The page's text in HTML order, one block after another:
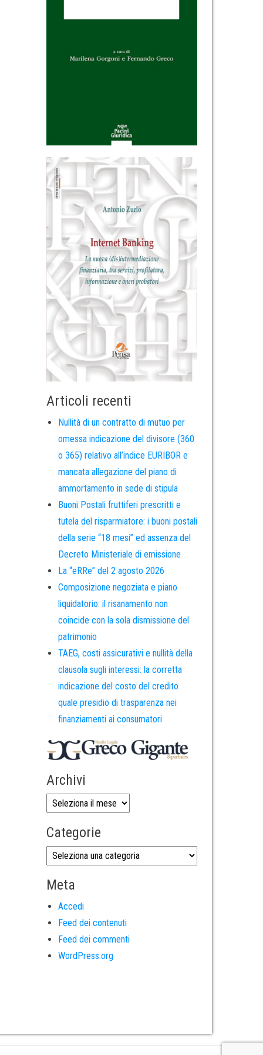
Articoli recenti
Nullità di un contratto di mutuo per
omessa indicazione del divisore (360
o 365) relativo all’indice EURIBOR e
mancata allegazione del piano di
ammortamento in sede di stipula
Buoni Postali fruttiferi prescritti e
tutela del risparmiatore: i buoni postali
della serie “18 mesi” ed assenza del
Decreto Ministeriale di emissione
La “eRRe” del 2 agosto 2026
Composizione negoziata e piano
liquidatorio: il risanamento non
coincide con la sola dismissione del
patrimonio
TAEG, costi assicurativi e nullità della
clausola sugli interessi: la corretta
indicazione del costo del credito
quale presidio di trasparenza nei
finanziamenti ai consumatori
Archivi
Categorie
Meta
Accedi
Feed dei contenuti
Feed dei commenti
WordPress.org